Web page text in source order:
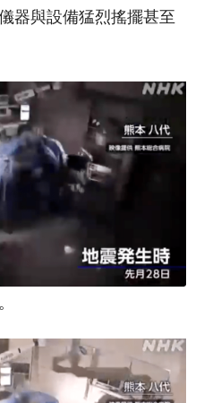
器與設備猛烈搖擺甚至